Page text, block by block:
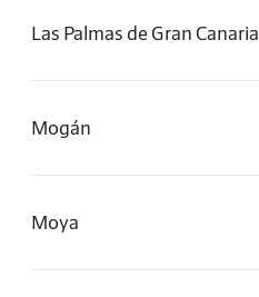
Las Palmas de Gran Canaria
Mogán
Moya